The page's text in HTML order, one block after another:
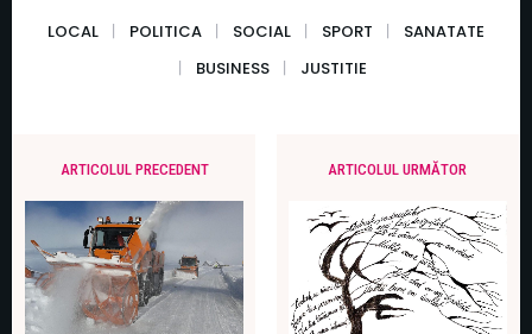
LOCAL POLITICA SOCIAL SPORT
SANATATE
BUSINESS
JUSTITIE
ARTICOLUL PRECEDENT ARTICOLUL URMĂTOR